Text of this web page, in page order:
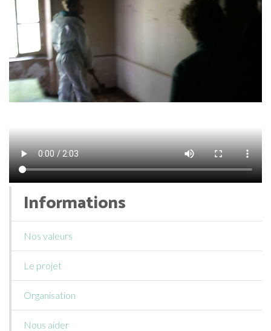
Informations
Nos valeurs
Le projet
Organisation
Nous aider